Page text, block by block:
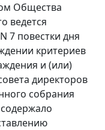
Общества
ведется
7 повестки дня
критериев
и (или)
директоров
собрания